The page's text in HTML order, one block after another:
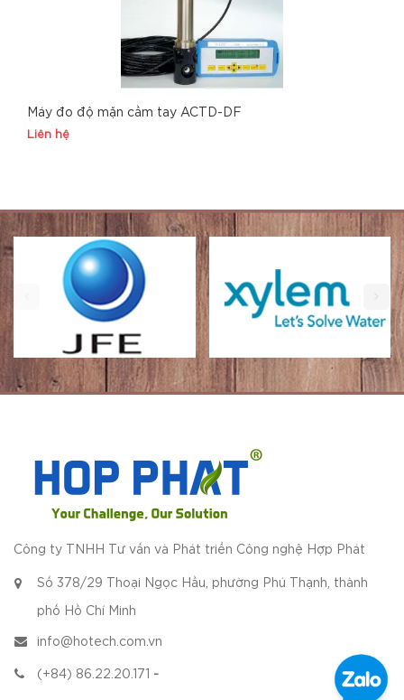
Máy đo độ mặn cầm tay ACTD-DF
Liên hệ
Công ty TNHH Tư vấn và Phát triển Công nghệ Hợp Phát
Số 378/29 Thoại Ngọc Hầu, phường Phú Thạnh, thành
phố Hồ Chí Minh
info@hotech.com.vn
(+84) 86.22.20.171 -